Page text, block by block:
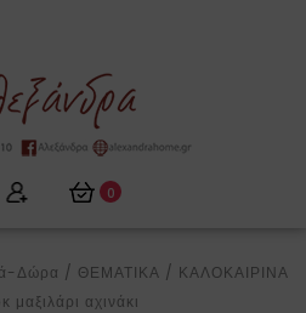
0
Δώρα / ΘΕΜΑΤΙΚΑ / ΚΑΛΟΚΑΙΡΙΝΑ
μαξιλάρι αχινάκι